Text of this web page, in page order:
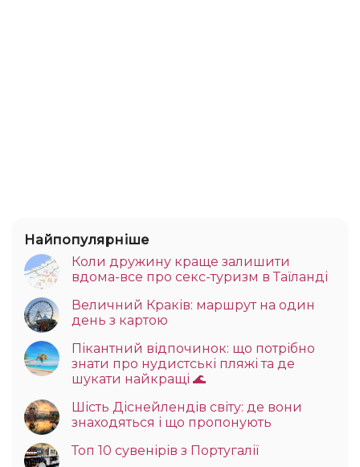
Найпопулярніше
Коли дружину краще залишити
вдома-все про секс-туризм в Таїланді
Величний Краків: маршрут на один
день з картою
Пікантний відпочинок: що потрібно
знати про нудистські пляжі та де
шукати найкращі 🌊
Шість Діснейлендів світу: де вони
знаходяться і що пропонують
Топ 10 сувенірів з Португалії